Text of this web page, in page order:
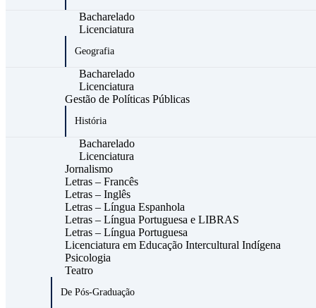
Bacharelado
Licenciatura
Geografia
Bacharelado
Licenciatura
Gestão de Políticas Públicas
História
Bacharelado
Licenciatura
Jornalismo
Letras – Francês
Letras – Inglês
Letras – Língua Espanhola
Letras – Língua Portuguesa e LIBRAS
Letras – Língua Portuguesa
Licenciatura em Educação Intercultural Indígena
Psicologia
Teatro
De Pós-Graduação